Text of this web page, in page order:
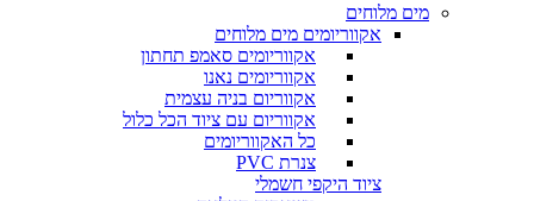
מים מלוחים
אקווריומים מים מלוחים
אקווריומים סאמפ תחתון
אקווריומים נאנו
אקווריום בניה עצמית
אקווריום עם ציוד הכל כלול
כל האקווריומים
צנרת PVC
ציוד היקפי חשמלי